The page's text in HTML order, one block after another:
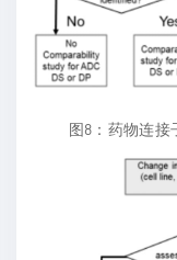
图8：药物连